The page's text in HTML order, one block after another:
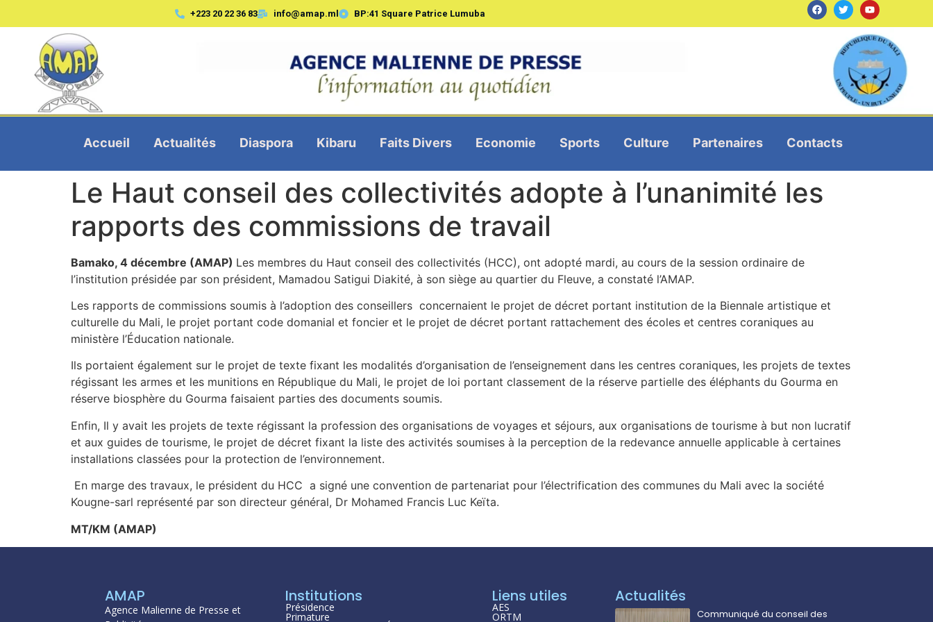
+223 20 22 36 83 info@amap.ml BP:41 Square Patrice Lumuba
Accueil Actualités Diaspora Kibaru Faits Divers Economie Sports Culture Partenaires Contacts
Le Haut conseil des collectivités adopte à l’unanimité les
rapports des commissions de travail
Bamako, 4 décembre (AMAP) Les membres du Haut conseil des collectivités (HCC), ont adopté mardi, au cours de la session ordinaire de
l’institution présidée par son président, Mamadou Satigui Diakité, à son siège au quartier du Fleuve, a constaté l’AMAP.
Les rapports de commissions soumis à l’adoption des conseillers concernaient le projet de décret portant institution de la Biennale artistique et
culturelle du Mali, le projet portant code domanial et foncier et le projet de décret portant rattachement des écoles et centres coraniques au
ministère l’Éducation nationale.
Ils portaient également sur le projet de texte fixant les modalités d’organisation de l’enseignement dans les centres coraniques, les projets de textes
régissant les armes et les munitions en République du Mali, le projet de loi portant classement de la réserve partielle des éléphants du Gourma en
réserve biosphère du Gourma faisaient parties des documents soumis.
Enfin, Il y avait les projets de texte régissant la profession des organisations de voyages et séjours, aux organisations de tourisme à but non lucratif
et aux guides de tourisme, le projet de décret fixant la liste des activités soumises à la perception de la redevance annuelle applicable à certaines
installations classées pour la protection de l’environnement.
En marge des travaux, le président du HCC a signé une convention de partenariat pour l’électrification des communes du Mali avec la société
Kougne-sarl représenté par son directeur général, Dr Mohamed Francis Luc Keïta.
MT/KM (AMAP)
AMAP
Agence Malienne de Presse et
Institutions
Présidence
Primature
Liens utiles
AES
ORTM
Actualités
Communiqué du conseil des